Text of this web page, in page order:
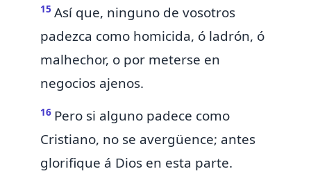
15 Así que, ninguno de vosotros
padezca como homicida, ó ladrón, ó
malhechor, o por meterse en
negocios ajenos.
16 Pero si alguno padece como
Cristiano, no se avergüence; antes
glorifique á Dios en esta parte.